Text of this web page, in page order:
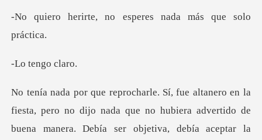
no esperes nada má
engo
. Debía ser objetiva, debía aceptar la